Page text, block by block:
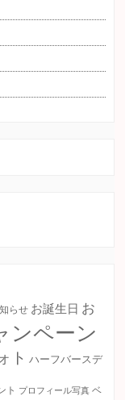
らせ お誕生日 お
ンペーン
ト ハーフバースデ
ト プロフィール写真 ベ